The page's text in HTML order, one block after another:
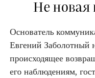
Не новая
Основатель
Евгений Заболотный
происходящее
его наблюдениям,